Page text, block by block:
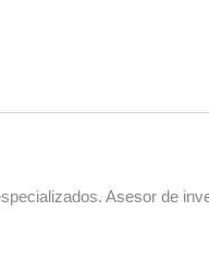
Asesor de